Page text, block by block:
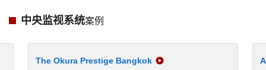
中央监视系统案例
The Okura Prestige Bangkok